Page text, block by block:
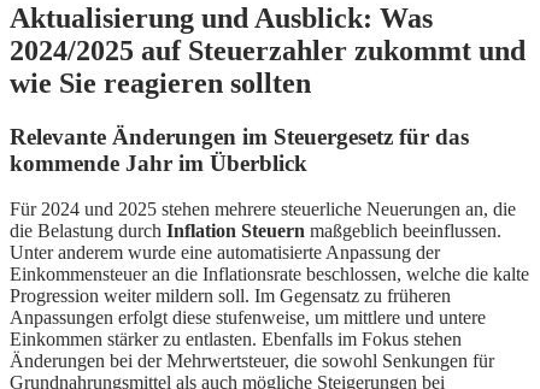
Aktualisierung und Ausblick: Was
2024/2025 auf Steuerzahler zukommt und
wie Sie reagieren sollten
Relevante Änderungen im Steuergesetz für das
kommende Jahr im Überblick
Für 2024 und 2025 stehen mehrere steuerliche Neuerungen an, die
die Belastung durch Inflation Steuern maßgeblich beeinflussen.
Unter anderem wurde eine automatisierte Anpassung der
Einkommensteuer an die Inflationsrate beschlossen, welche die kalte
Progression weiter mildern soll. Im Gegensatz zu früheren
Anpassungen erfolgt diese stufenweise, um mittlere und untere
Einkommen stärker zu entlasten. Ebenfalls im Fokus stehen
Änderungen bei der Mehrwertsteuer, die sowohl Senkungen für
Grundnahrungsmittel als auch mögliche Steigerungen bei